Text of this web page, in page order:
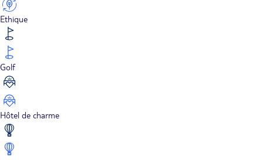
Ethique
Golf
Hôtel de charme